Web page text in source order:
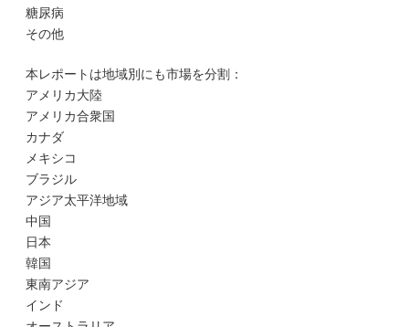
糖尿病
その他
本レポートは地域別にも市場を分割：
アメリカ大陸
アメリカ合衆国
カナダ
メキシコ
ブラジル
アジア太平洋地域
中国
日本
韓国
東南アジア
インド